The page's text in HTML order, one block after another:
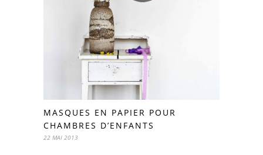
MASQUES EN PAPIER POUR
CHAMBRES D’ENFANTS
22 MAI 2013